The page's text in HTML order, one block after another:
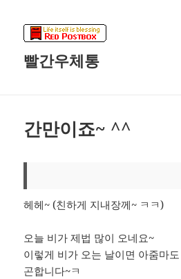
빨간우체통
간만이죠~ ^^
헤헤~ (친하게 지내장께~ ㅋㅋ)
오늘 비가 제법 많이 오네요~
이렇게 비가 오는 날이면 아줌마
곤합니다~ㅋ